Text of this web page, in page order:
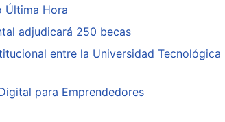
Última Hora
adjudicará 250 becas
entre la Universidad
para Emprendedores